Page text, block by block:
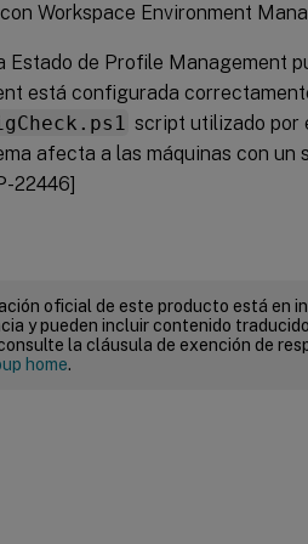
Workspace Environment
Estado de Profile Management
está configurada
script utilizado por
afecta a las máquinas con un
22446]
oficial de este producto está en
y pueden incluir contenido
la cláusula de exención de
home.